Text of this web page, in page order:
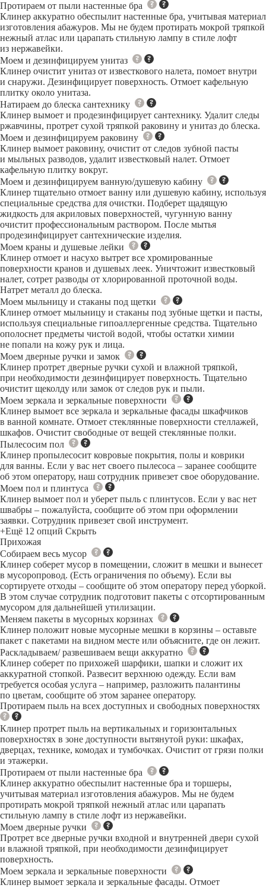
Протираем от пыли настенные бра
Клинер аккуратно обеспылит настенные бра, учитывая материал
изготовления абажуров. Мы не будем протирать мокрой тряпкой
нежный атлас или царапать стильную лампу в стиле лофт
из нержавейки.
Моем и дезинфицируем унитаз
Клинер очистит унитаз от известкового налета, помоет внутри
и снаружи. Дезинфицирует поверхность. Отмоет кафельную
плитку около унитаза.
Натираем до блеска сантехнику
Клинер вымоет и продезинфицирует сантехнику. Удалит следы
ржавчины, протрет сухой тряпкой раковину и унитаз до блеска.
Моем и дезинфицируем раковину
Клинер вымоет раковину, очистит от следов зубной пасты
и мыльных разводов, удалит известковый налет. Отмоет
кафельную плитку вокруг.
Моем и дезинфицируем ванную/душевую кабину
Клинер тщательно отмоет ванну или душевую кабину, используя
специальные средства для очистки. Подберет щадящую
жидкость для акриловых поверхностей, чугунную ванну
очистит профессиональным раствором. После мытья
продезинфицирует сантехнические изделия.
Моем краны и душевые лейки
Клинер отмоет и насухо вытрет все хромированные
поверхности кранов и душевых леек. Уничтожит известковый
налет, сотрет разводы от хлорированной проточной воды.
Натрет металл до блеска.
Моем мыльницу и стаканы под щетки
Клинер отмоет мыльницу и стаканы под зубные щетки и пасты,
используя специальные гипоаллергенные средства. Тщательно
ополоснет предметы чистой водой, чтобы остатки химии
не попали на кожу рук и лица.
Моем дверные ручки и замок
Клинер протрет дверные ручки сухой и влажной тряпкой,
при необходимости дезинфицирует поверхность. Тщательно
очистит щеколду или замок от следов рук и пыли.
Моем зеркала и зеркальные поверхности
Клинер вымоет все зеркала и зеркальные фасады шкафчиков
в ванной комнате. Отмоет стеклянные поверхности стеллажей,
шкафов. Очистит свободные от вещей стеклянные полки.
Пылесосим пол
Клинер пропылесосит ковровые покрытия, полы и коврики
для ванны. Если у вас нет своего пылесоса – заранее сообщите
об этом оператору, наш сотрудник привезет свое оборудование.
Моем пол и плинтуса
Клинер вымоет пол и уберет пыль с плинтусов. Если у вас нет
швабры – пожалуйста, сообщите об этом при оформлении
заявки. Сотрудник привезет свой инструмент.
+Ещё 12 опций Скрыть
Прихожая
Собираем весь мусор
Клинер соберет мусор в помещении, сложит в мешки и вынесет
в мусоропровод. (Есть ограничения по объему). Если вы
сортируете отходы – сообщите об этом оператору перед уборкой.
В этом случае сотрудник подготовит пакеты с отсортированным
мусором для дальнейшей утилизации.
Меняем пакеты в мусорных корзинах
Клинер положит новые мусорные мешки в корзины – оставьте
пакет с пакетами на видном месте или объясните, где он лежит.
Раскладываем/ развешиваем вещи аккуратно
Клинер соберет по прихожей шарфики, шапки и сложит их
аккуратной стопкой. Развесит верхнюю одежду. Если вам
требуется особая услуга – например, разложить палантины
по цветам, сообщите об этом заранее оператору.
Протираем пыль на всех доступных и свободных поверхностях
Клинер протрет пыль на вертикальных и горизонтальных
поверхностях в зоне доступности вытянутой руки: шкафах,
дверцах, технике, комодах и тумбочках. Очистит от грязи полки
и этажерки.
Протираем от пыли настенные бра
Клинер аккуратно обеспылит настенные бра и торшеры,
учитывая материал изготовления абажуров. Мы не будем
протирать мокрой тряпкой нежный атлас или царапать
стильную лампу в стиле лофт из нержавейки.
Моем дверные ручки
Протрет все дверные ручки входной и внутренней двери сухой
и влажной тряпкой, при необходимости дезинфицирует
поверхность.
Моем зеркала и зеркальные поверхности
Клинер вымоет зеркала и зеркальные фасады. Отмоет